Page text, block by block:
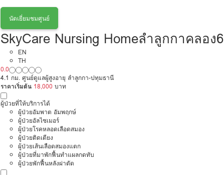
นัดเยี่ยมชมศูนย์
SkyCare Nursing Homeลำลูกกาคลอง6
EN
TH
0.0
4.1 กม. ศูนย์ดูแลผู้สูงอายุ ลำลูกกา-ปทุมธานี
ราคาเริ่มต้น 18,000 บาท
ผู้ป่วยที่ให้บริการได้
ผู้ป่วยอัมพาต อัมพฤกษ์
ผู้ป่วยอัลไซเมอร์
ผู้ป่วยโรคหลอดเลือดสมอง
ผู้ป่วยติดเตียง
ผู้ป่วยเส้นเลือดสมองแตก
ผู้ป่วยที่มาพักฟื้นทำแผลกดทับ
ผู้ป่วยพักฟื้นหลังผ่าตัด